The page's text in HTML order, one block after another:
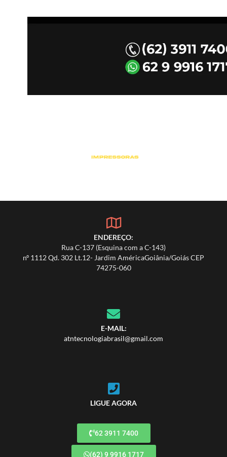
ENDEREÇO:
Rua C-137 (Esquina com a C-143)
nº 1112 Qd. 302 Lt.12- Jardim AméricaGoiânia/Goiás CEP
74275-060
E-MAIL:
atntecnologiabrasil@gmail.com
LIGUE AGORA
62 3911 7400
(62) 9 9916 1717